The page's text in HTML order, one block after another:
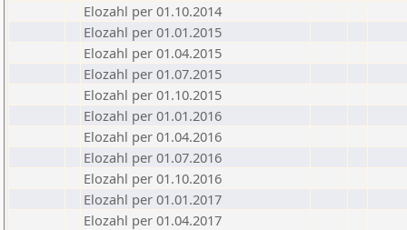
Elozahl per 01.10.2014
Elozahl per 01.01.2015
Elozahl per 01.04.2015
Elozahl per 01.07.2015
Elozahl per 01.10.2015
Elozahl per 01.01.2016
Elozahl per 01.04.2016
Elozahl per 01.07.2016
Elozahl per 01.10.2016
Elozahl per 01.01.2017
Elozahl per 01.04.2017